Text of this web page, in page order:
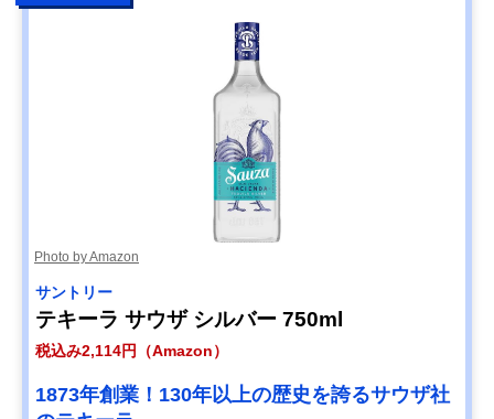
Photo by Amazon
サントリー
テキーラ サウザ シルバー 750ml
税込み2,114円（Amazon）
1873年創業！130年以上の歴史を誇るサウザ社